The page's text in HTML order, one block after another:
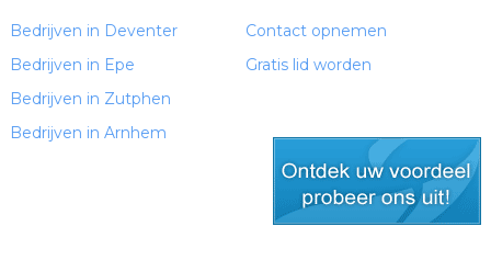
Bedrijven in Deventer
Bedrijven in Epe
Bedrijven in Zutphen
Bedrijven in Arnhem
Contact opnemen
Gratis lid worden